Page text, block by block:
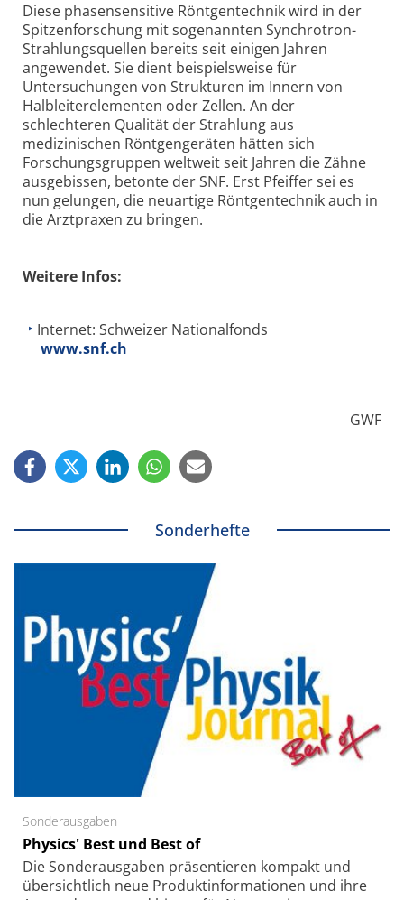
Diese phasensensitive Röntgentechnik wird in der
Spitzenforschung mit sogenannten Synchrotron-
Strahlungsquellen bereits seit einigen Jahren
angewendet. Sie dient beispielsweise für
Untersuchungen von Strukturen im Innern von
Halbleiterelementen oder Zellen. An der
schlechteren Qualität der Strahlung aus
medizinischen Röntgengeräten hätten sich
Forschungsgruppen weltweit seit Jahren die Zähne
ausgebissen, betonte der SNF. Erst Pfeiffer sei es
nun gelungen, die neuartige Röntgentechnik auch in
die Arztpraxen zu bringen.
Weitere Infos:
Internet: Schweizer Nationalfonds
www.snf.ch
GWF
Sonderhefte
Sonderausgaben
Physics' Best und Best of
Die Sonder­ausgaben präsentieren kompakt und
übersichtlich neue Produkt­informationen und ihre